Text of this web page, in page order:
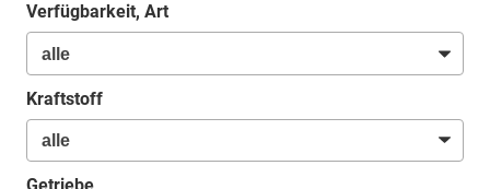
Verfügbarkeit, Art
Kraftstoff